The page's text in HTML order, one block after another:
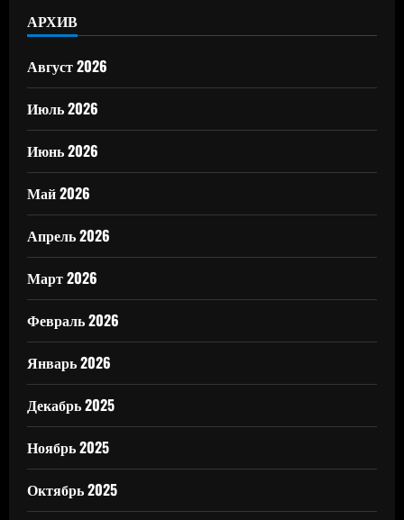
АРХИВ
Август 2026
Июль 2026
Июнь 2026
Май 2026
Апрель 2026
Март 2026
Февраль 2026
Январь 2026
Декабрь 2025
Ноябрь 2025
Октябрь 2025